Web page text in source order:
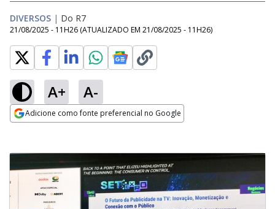
DIVERSOS | Do R7
21/08/2025 - 11H26 (ATUALIZADO EM 21/08/2025 - 11H26)
A+ A-
Adicione como fonte preferencial no Google